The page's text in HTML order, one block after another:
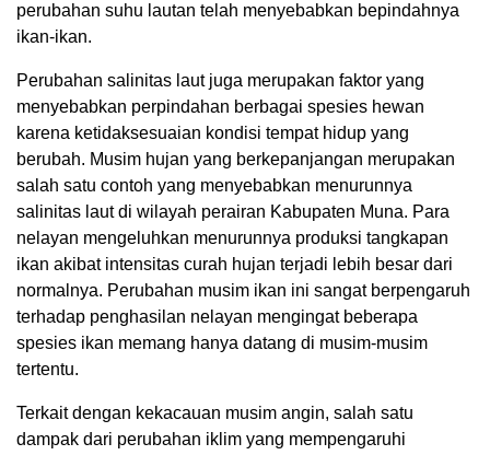
perubahan suhu lautan telah menyebabkan bepindahnya
ikan-ikan.
Perubahan salinitas laut juga merupakan faktor yang
menyebabkan perpindahan berbagai spesies hewan
karena ketidaksesuaian kondisi tempat hidup yang
berubah. Musim hujan yang berkepanjangan merupakan
salah satu contoh yang menyebabkan menurunnya
salinitas laut di wilayah perairan Kabupaten Muna. Para
nelayan mengeluhkan menurunnya produksi tangkapan
ikan akibat intensitas curah hujan terjadi lebih besar dari
normalnya. Perubahan musim ikan ini sangat berpengaruh
terhadap penghasilan nelayan mengingat beberapa
spesies ikan memang hanya datang di musim-musim
tertentu.
Terkait dengan kekacauan musim angin, salah satu
dampak dari perubahan iklim yang mempengaruhi